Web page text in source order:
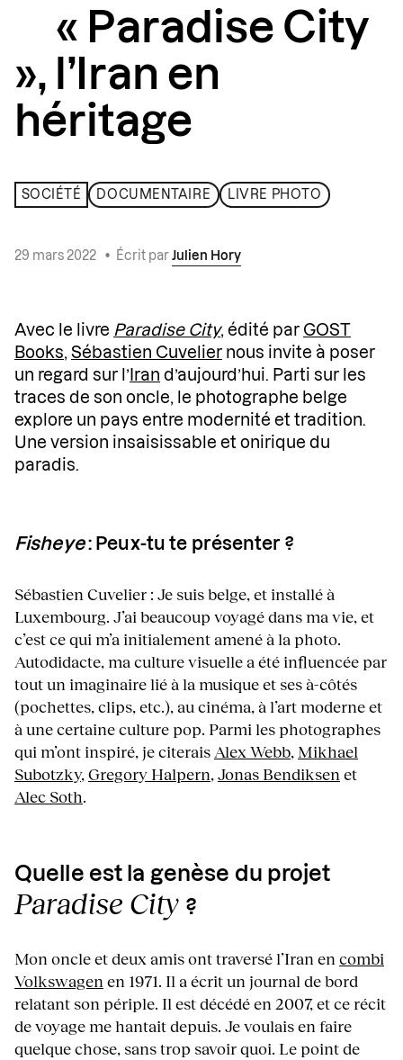
« Paradise City
», l’Iran en
héritage
SOCIÉTÉ DOCUMENTAIRE LIVRE PHOTO
29 mars 2022 • Écrit par Julien Hory
Avec le livre Paradise City, édité par GOST
Books, Sébastien Cuvelier nous invite à poser
un regard sur l’ Iran d’aujourd’hui. Parti sur les
traces de son oncle, le photographe belge
explore un pays entre modernité et tradition.
Une version insaisissable et onirique du
paradis.
Fisheye: Peux-tu te présenter ?
Sébastien Cuvelier : Je suis belge, et installé à
Luxembourg. J’ai beaucoup voyagé dans ma vie, et
c’est ce qui m’a initialement amené à la photo.
Autodidacte, ma culture visuelle a été influencée par
tout un imaginaire lié à la musique et ses à-côtés
(pochettes, clips, etc.), au cinéma, à l’art moderne et
à une certaine culture pop. Parmi les photographes
qui m’ont inspiré, je citerais Alex Webb, Mikhael
Subotzky,Gregory Halpern,Jonas Bendiksen et
Alec Soth.
Quelle est la genèse du projet
Paradise City ?
Mon oncle et deux amis ont traversé l’Iran en combi
Volkswagen en 1971. Il a écrit un journal de bord
relatant son périple. Il est décédé en 2007, et ce récit
de voyage me hantait depuis. Je voulais en faire
quelque chose, sans trop savoir quoi. Le point de